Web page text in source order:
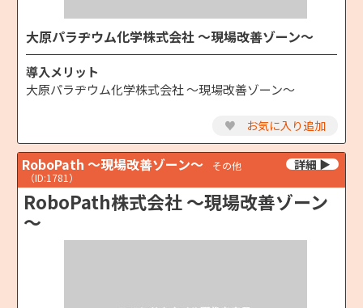
大原パラヂウム化学株式会社 ～現場改善ゾーン～
導入メリット
大原パラヂウム化学株式会社 ～現場改善ゾーン～
♥ お気に入り追加
RoboPath ～現場改善ゾーン～
その他
（ID:1781）
RoboPath株式会社 ～現場改善ゾーン
～